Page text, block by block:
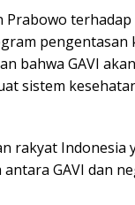
pengentasan
bahwa GAVI
sistem
rakyat Indonesia
GAVI dan